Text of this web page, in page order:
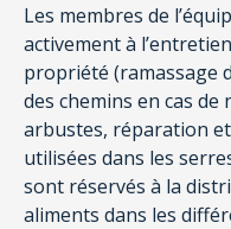
Les membres de
activement à
propriété (ramassage
des chemins en cas
arbustes, réparation
utilisées dans les
sont réservés à la
aliments dans les